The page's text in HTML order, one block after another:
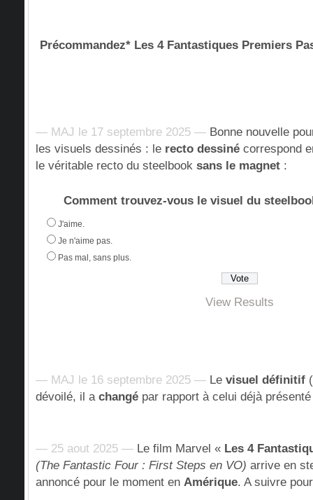
Précommandez* Les 4 Fantastiques Premiers
— MAJ le 17 septembre 2025 — Bonne nouvelle
les visuels dessinés : le recto dessiné correspond
le véritable recto du steelbook sans le magnet :
Comment trouvez-vous le visuel du
J'aime.
Je n'aime pas.
Pas mal, sans plus.
View Results
— MAJ le 16 septembre 2025 — Le visuel définitif
dévoilé, il a changé par rapport à celui déjà
— 25 aout 2025 — Le film Marvel « Les 4
(The Fantastic Four : First Steps en VO) arrive en
annoncé pour le moment en Amérique. A suivre